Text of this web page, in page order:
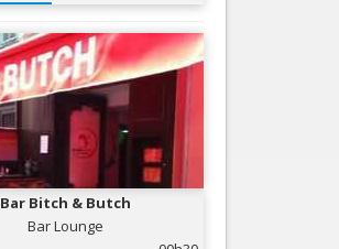
Bar Bitch & Butch
Bar Lounge